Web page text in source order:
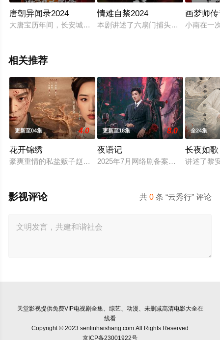
唐朝异闻录2024
大唐宝历年间，长安城内暗影潜藏、怪事频发，大理寺少卿顾
情难自禁2024
本剧讲述了六扇门捕头云飞飞和乾坤
画梦师
小南在一
相关推荐
更新至04集 4.0
花开锦绣
豪爽重情的私盐贩子赵凌虽出身草莽，却心怀壮志，他结识了
更新至18集 8.0
夜语记
2025年7月网络剧备案当代 都市 海南
全24集
长夜如歌
讲述了黎
共0 条 “云秀行” 评论
影视评论
天堂影视提供免费VIP电视剧全集、综艺、动漫、未删减高清电影大全在
线看
Copyright © 2023 senlinhaishang.com All Rights Reserved
京ICP备23001922号